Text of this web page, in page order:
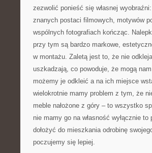
zezwolić ponieść się własnej
znanych postaci filmowych, motywów
wspólnych fotografiach kończąc.
przy tym są bardzo markowe,
w montażu. Zaletą jest to, że nie
uszkadzają, co powoduje, że mogą
możemy je odkleić a na ich miejsce
wielokrotnie mamy problem z tym, że
meble nałożone z góry – to wszystko
nie mamy go na własność wyłącznie
dołożyć do mieszkania odrobinę
poczujemy się lepiej.